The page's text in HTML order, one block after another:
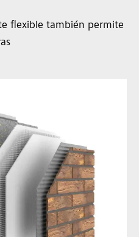
flexible también permite